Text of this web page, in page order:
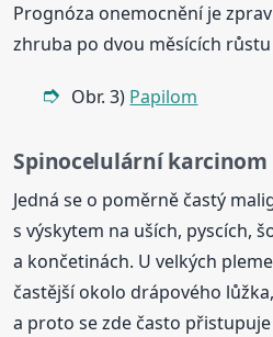
Prognóza onemocnění je
zhruba po dvou měsících
Obr. 3) Papilom
Spinocelulární karcinom
Jedná se o poměrně častý
s výskytem na uších, pyscích,
a končetinách. U velkých
častější okolo drápového
a proto se zde často